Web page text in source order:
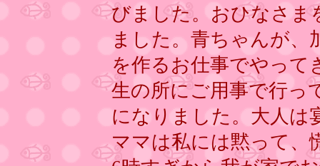
びました。おひなさま
ました。青ちゃんが、
を作るお仕事でやって
生の所にご用事で行っ
になりました。大人は
ママは私には黙って、